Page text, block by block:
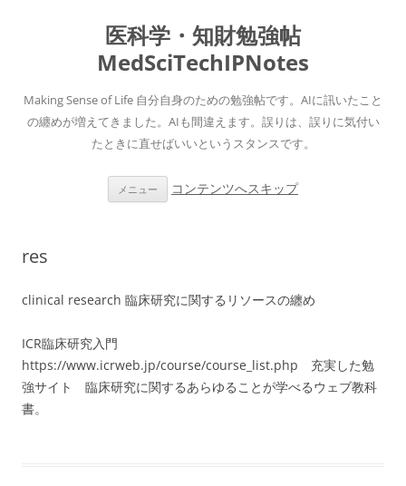
医科学・知財勉強帖
MedSciTechIPNotes
Making Sense of Life 自分自身のための勉強帖です。AIに訊いたこと
の纏めが増えてきました。AIも間違えます。誤りは、誤りに気付い
たときに直せばいいというスタンスです。
メニュー コンテンツへスキップ
res
clinical research 臨床研究に関するリソースの纏め
ICR臨床研究入門
https://www.icrweb.jp/course/course_list.php 充実した勉
強サイト 臨床研究に関するあらゆることが学べるウェブ教科
書。